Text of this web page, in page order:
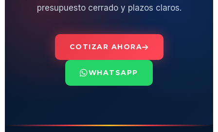
presupuesto cerrado y plazos claros.
COTIZAR AHORA
WHATSAPP